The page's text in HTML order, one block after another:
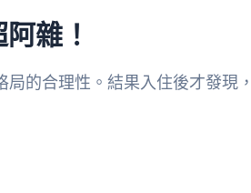
雜！
局的合理性。結果入住後才發現